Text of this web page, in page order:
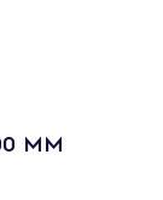
MM